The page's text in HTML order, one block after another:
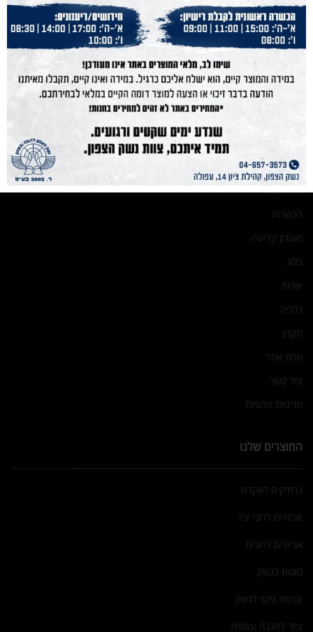
נייוט מהיר
חנות מוצרים
תחמושת
הכשרות
מועדון קליעה
בלוג
אודות
גלריה
תקנון
מפת אתר
צור קשר
מדיניות פרטיות
המוצרים שלנו
נרתיקים לאקדח
אביזרים לרובי ציד
אביזרים לרובים
כוונות לנשק
ערכות ניקוי לנשק
ציוד להגנה עצמית